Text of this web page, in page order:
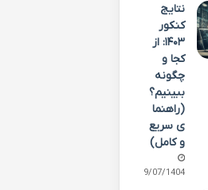
نتایج
کنکور
۱۴۰۳: از
کجا و
چگونه
ببینیم؟
(راهنما
ی سریع
و کامل)
19/07/1404